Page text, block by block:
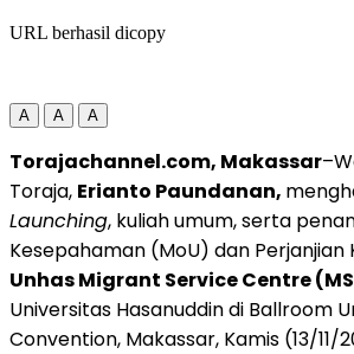
URL berhasil dicopy
A A A
Torajachannel.com, Makassar
Toraja, Erianto Paundanan,
Launching, kuliah umum, serta
Kesepahaman (MoU) dan Perjanjian
Unhas Migrant Service Centre
Universitas Hasanuddin di Ballroom
Convention, Makassar, Kamis (13/11/